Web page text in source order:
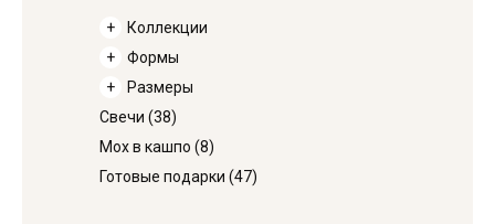
Коллекции
Формы
Размеры
Свечи (38)
Мох в кашпо (8)
Готовые подарки (47)